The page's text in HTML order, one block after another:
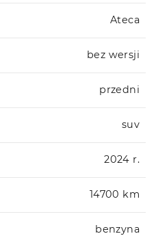
Ateca
bez wersji
przedni
suv
2024 r.
14700 km
benzyna